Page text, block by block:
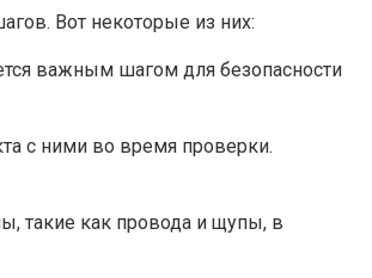
Вот некоторые из них:
важным шагом для безопасности
с ними во время проверки.
такие как провода и щупы, в